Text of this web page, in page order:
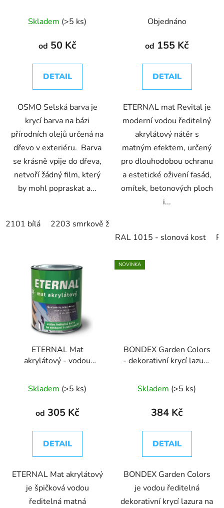
Skladem (>5 ks)
od 50 Kč
DETAIL
OSMO Selská barva je
krycí barva na bázi
přírodních olejů určená na
dřevo v exteriéru. Barva
se krásně vpije do dřeva,
netvoří žádný film, který
by mohl popraskat a...
2101 bílá 2203 smrkově žlutá
barva
Objednáno
od 155 Kč
DETAIL
ETERNAL mat Revital je
moderní vodou ředitelný
akrylátový nátěr s
matným efektem, určený
pro dlouhodobou ochranu
a estetické oživení fasád,
omítek, betonových ploch
i...
RAL 1015 - slonová kost
ETERNAL Mat
akrylátový - vodou
Skladem (>5 ks)
od 305 Kč
DETAIL
ETERNAL Mat akrylátový
je špičková vodou
ředitelná matná
NOVINKA
BONDEX Garden Colors
- dekorativní krycí lazura
Skladem (>5 ks)
384 Kč
DETAIL
BONDEX Garden Colors
je vodou ředitelná
dekorativní krycí lazura na